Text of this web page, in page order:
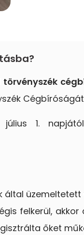
törvényszék
július 1.
által
felkerül,
őket